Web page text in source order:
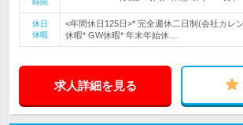
時間
休日
休暇
<年間休日125日>* 完全週休二日制(会社カレ
休暇* GW休暇* 年末年始休…
求人詳細を見る